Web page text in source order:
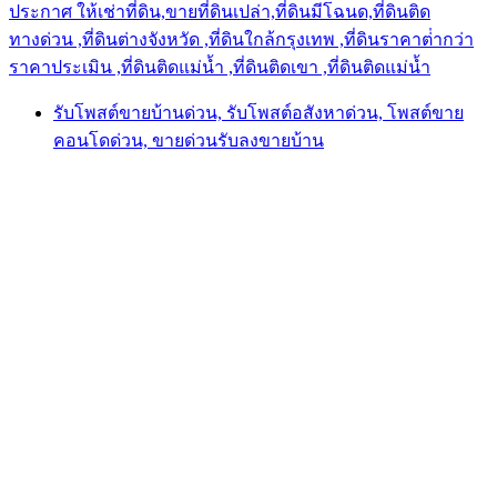
ประกาศ ให้เช่าที่ดิน,ขายที่ดินเปล่า,ที่ดินมีโฉนด,ที่ดินติด
ทางด่วน ,ที่ดินต่างจังหวัด ,ที่ดินใกล้กรุงเทพ ,ที่ดินราคาต่ํากว่า
ราคาประเมิน ,ที่ดินติดแม่น้ำ ,ที่ดินติดเขา ,ที่ดินติดแม่น้ำ
รับโพสต์ขายบ้านด่วน, รับโพสต์อสังหาด่วน, โพสต์ขาย
คอนโดด่วน, ขายด่วนรับลงขายบ้าน